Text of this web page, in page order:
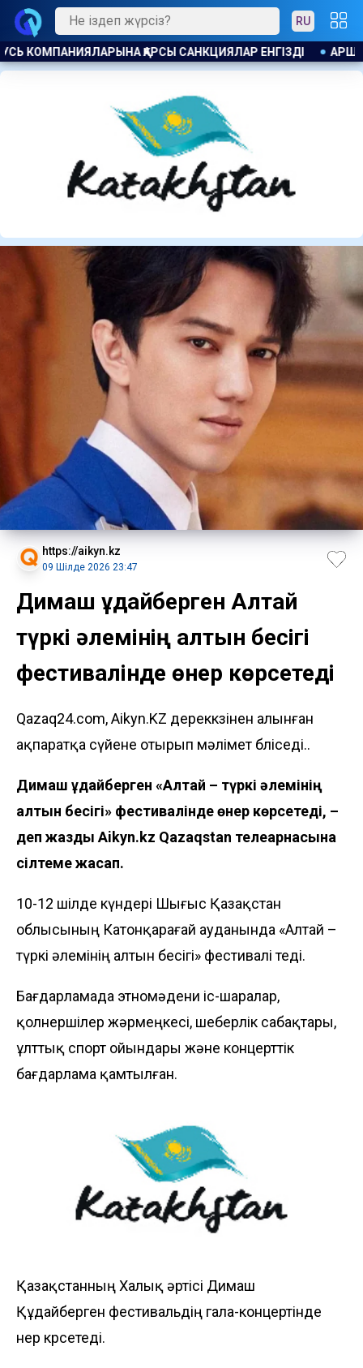
RU
АРШАЛЫ ТҰРҒЫНДАРЫ АСТАНАНЫ СУМЕН ҚАМТЫП ОТЫРҒАН
https://aikyn.kz
09 Шілде 2026 23:47
Димаш Құдайберген Алтай
түркі әлемінің алтын бесігі
фестивалінде өнер көрсетеді
Qazaq24.com, Aikyn.KZ дереккөзінен алынған
ақпаратқа сүйене отырып мәлімет бөліседі..
Димаш Құдайберген «Алтай – түркі әлемінің
алтын бесігі» фестивалінде өнер көрсетеді, –
деп жазды Aikyn.kz Qazaqstan телеарнасына
сілтеме жасап.
10-12 шілде күндері Шығыс Қазақстан
облысының Катонқарағай ауданында «Алтай –
түркі әлемінің алтын бесігі» фестивалі өтеді.
Бағдарламада этномәдени іс-шаралар,
қолөнершілер жәрмеңкесі, шеберлік сабақтары,
ұлттық спорт ойындары және концерттік
бағдарлама қамтылған.
Қазақстанның Халық әртісі Димаш
Құдайберген фестивальдің гала-концертінде
өнер көрсетеді.